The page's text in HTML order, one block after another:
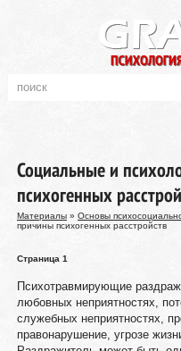
Социальные и
психогенных
Материалы» Основы
причины психогенных расстройств
Страница 1
Психотравмирующие
любовных неприятностях,
служебных неприятностях,
правонарушение, угрозе